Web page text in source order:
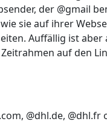
der @gmail
sie auf ihrer
Auffällig ist aber
auf den
@dhl.de, @dhl.fr